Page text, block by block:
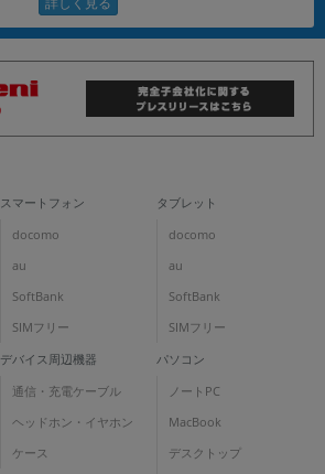
スマートフォン
docomo
au
SoftBank
SIMフリー
タブレット
docomo
au
SoftBank
SIMフリー
デバイス周辺機器
通信・充電ケーブル
ヘッドホン・イヤホン
ケース
パソコン
ノートPC
MacBook
デスクトップ